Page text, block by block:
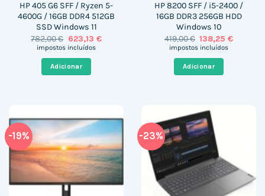
HP 405 G6 SFF / Ryzen 5-
4600G / 16GB DDR4 512GB
SSD Windows 11
782,00€ O
preço
era:
782,00 €.
623,13 €O
impostos incluídos
Adicionar
HP 8200 SFF / i5-2400 /
16GB DDR3 256GB HDD
Windows 10
419,00€ O
preço
era:
419,00 €.
138,25€O
impostos incluídos
Adicionar
-19% -23%